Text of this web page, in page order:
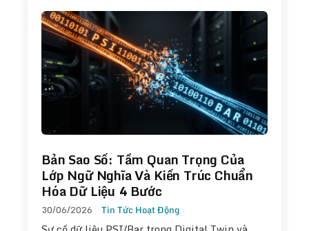
Bản Sao Số: Tầm Quan Trọng Của
Lớp Ngữ Nghĩa Và Kiến Trúc Chuẩn
Hóa Dữ Liệu 4 Bước
30/06/2026 Tin Tức Hoạt Động